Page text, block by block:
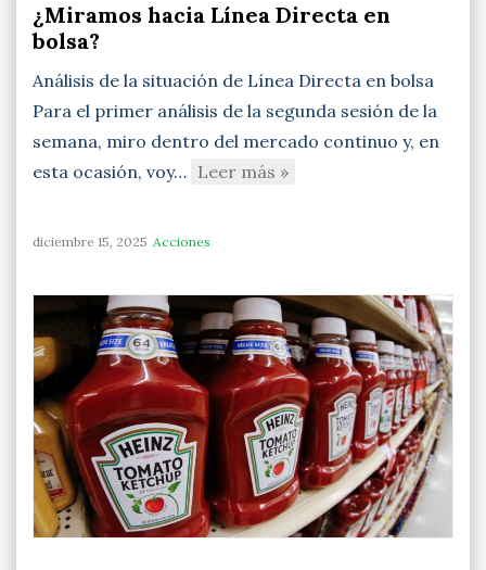
¿Miramos hacia Línea Directa en
bolsa?
Análisis de la situación de Línea Directa en bolsa
Para el primer análisis de la segunda sesión de la
semana, miro dentro del mercado continuo y, en
esta ocasión, voy… Leer más »
diciembre 15, 2025 Acciones